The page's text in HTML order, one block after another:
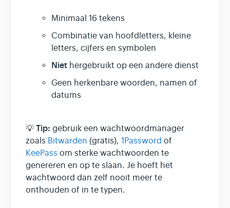
Minimaal 16 tekens
Combinatie van hoofdletters, kleine
letters, cijfers en symbolen
Niet hergebruikt op een andere dienst
Geen herkenbare woorden, namen of
datums
💡 Tip: gebruik een wachtwoordmanager
zoals Bitwarden (gratis), 1Password of
KeePass om sterke wachtwoorden te
genereren en op te slaan. Je hoeft het
wachtwoord dan zelf nooit meer te
onthouden of in te typen.